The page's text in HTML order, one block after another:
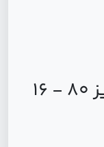
شیر یکطرفه وزنه‌ای سایز 80 - 16